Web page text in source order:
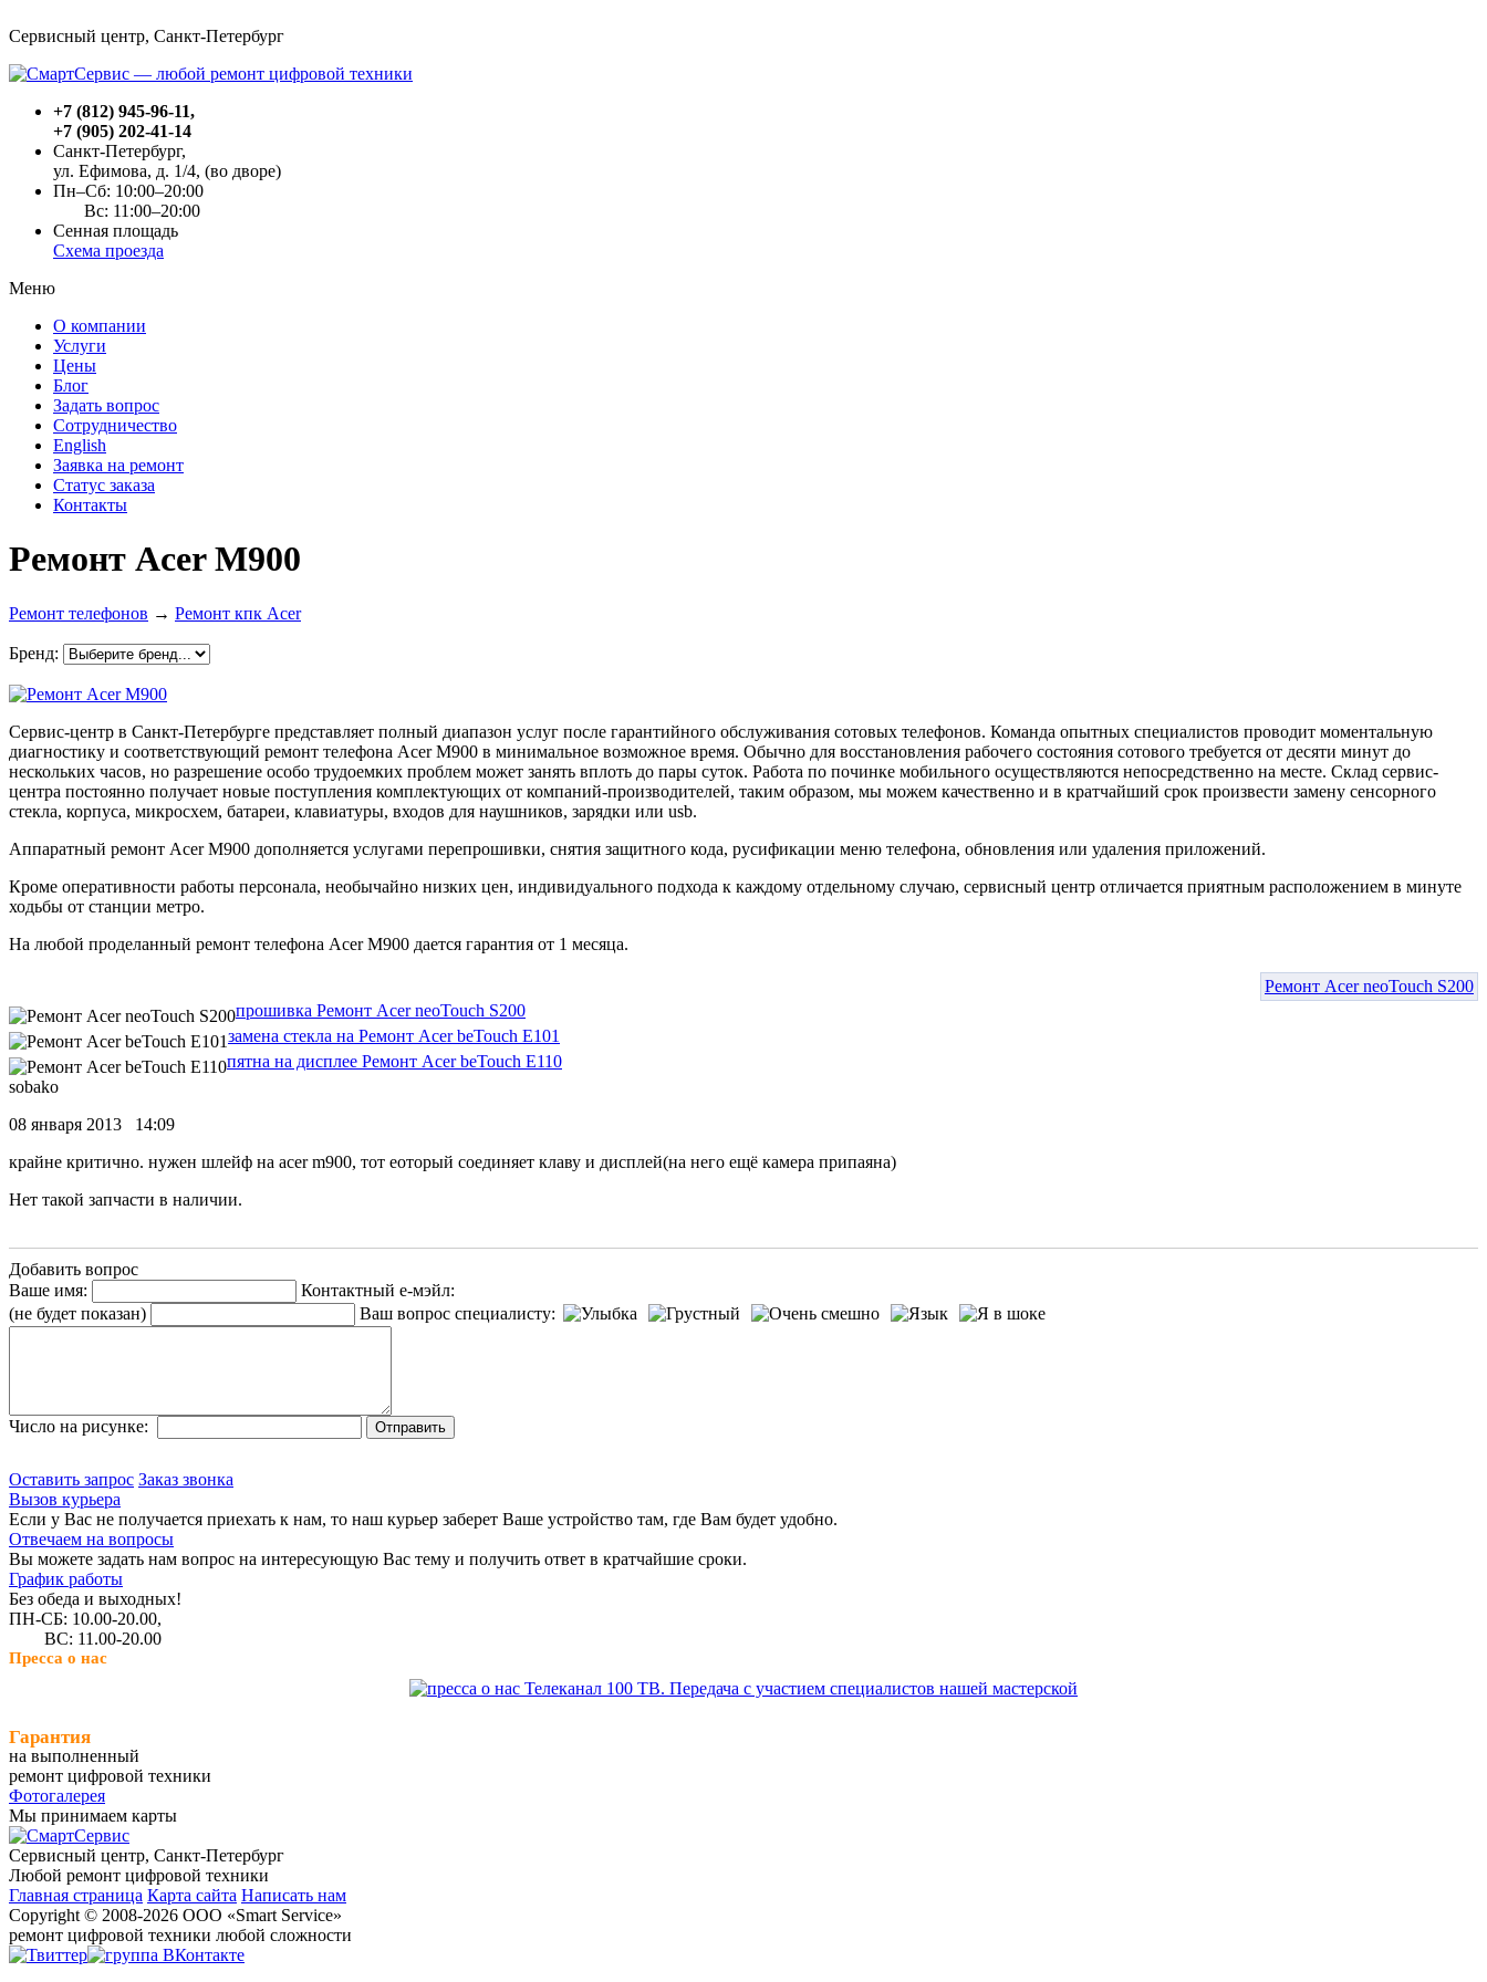
Сервисный центр, Cанкт-Петербург
+7 (812) 945-96-11,
+7 (905) 202-41-14
Санкт-Петербург,
ул. Ефимова, д. 1/4, (во дворе)
Пн–Сб: 10:00–20:00
Вс: 11:00–20:00
Сенная площадь
Схема проезда
Меню
О компании
Услуги
Цены
Блог
Задать вопрос
Сотрудничество
English
Заявка на ремонт
Статус заказа
Контакты
Ремонт Acer M900
Ремонт телефонов → Ремонт кпк Acer
Бренд:
Сервис-центр в Санкт-Петербурге представляет полный диапазон услуг после гарантийного обслуживания сотовых телефонов. Команда опытных специалистов проводит моментальную
диагностику и соответствующий ремонт телефона Acer M900 в минимальное возможное время. Обычно для восстановления рабочего состояния сотового требуется от десяти минут до
нескольких часов, но разрешение особо трудоемких проблем может занять вплоть до пары суток. Работа по починке мобильного осуществляются непосредственно на месте. Склад сервис-
центра постоянно получает новые поступления комплектующих от компаний-производителей, таким образом, мы можем качественно и в кратчайший срок произвести замену сенсорного
стекла, корпуса, микросхем, батареи, клавиатуры, входов для наушников, зарядки или usb.
Аппаратный ремонт Acer M900 дополняется услугами перепрошивки, снятия защитного кода, русификации меню телефона, обновления или удаления приложений.
Кроме оперативности работы персонала, необычайно низких цен, индивидуального подхода к каждому отдельному случаю, сервисный центр отличается приятным расположением в минуте
ходьбы от станции метро.
На любой проделанный ремонт телефона Acer M900 дается гарантия от 1 месяца.
Ремонт Acer neoTouch S200
прошивка Ремонт Acer neoTouch S200
замена стекла на Ремонт Acer beTouch E101
пятна на дисплее Ремонт Acer beTouch E110
sobako
08 января 2013 14:09
крайне критично. нужен шлейф на acer m900, тот еоторый соединяет клаву и дисплей(на него ещё камера припаяна)
Нет такой запчасти в наличии.
Добавить вопрос
Ваше имя:
Контактный е-мэйл:
(не будет показан)
Ваш вопрос специалисту:
Число на рисунке:
Оставить запрос Заказ звонка
Вызов курьера
Если у Вас не получается приехать к нам, то наш курьер заберет Ваше устройство там, где Вам будет удобно.
Отвечаем на вопросы
Вы можете задать нам вопрос на интересующую Вас тему и получить ответ в кратчайшие сроки.
График работы
Без обеда и выходных!
ПН-СБ: 10.00-20.00,
ВС: 11.00-20.00
Пресса о нас
Телеканал 100 ТВ. Передача с участием специалистов нашей мастерской
Гарантия
на выполненный
ремонт цифровой техники
Фотогалерея
Мы принимаем карты
Сервисный центр, Cанкт-Петербург
Любой ремонт цифровой техники
Главная страница Карта сайта Написать нам
Copyright © 2008-2026 ООО «Smart Service»
ремонт цифровой техники любой сложности